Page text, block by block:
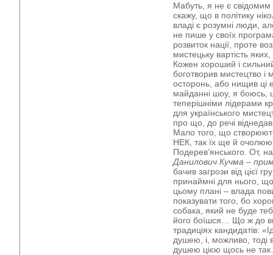
Мабуть, я не є
скажу, що в політику
владі є розумні люди,
не пише у своїх
розвиток нації, проте
мистецьку вартість
Кожен хороший і
боготворив мистецтво і
осторонь, або нищив ці
майданні шоу, я боюсь,
теперішніми лідерами
для українського
про що, до речі
Мало того, що
НЕК, так їх ще й
Подерев’янського. От,
Данилович Кучма –
бачив загрози від цієї
принаймні для нього,
цьому плані – влада
показувати того, бо
собака, який не буде
його боїшся… Що ж до
традиціях кандидатів:
душею, і, можливо, тоді
душею цією щось не